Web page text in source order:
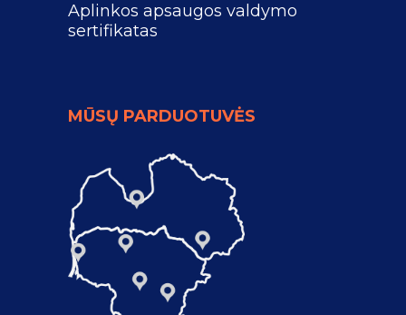
Aplinkos apsaugos valdymo
sertifikatas
MŪSŲ PARDUOTUVĖS